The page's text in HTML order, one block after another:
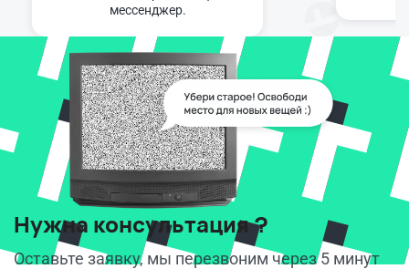
мессенджер.
Нужна консультация ?
Оставьте заявку, мы перезвоним через 5 минут